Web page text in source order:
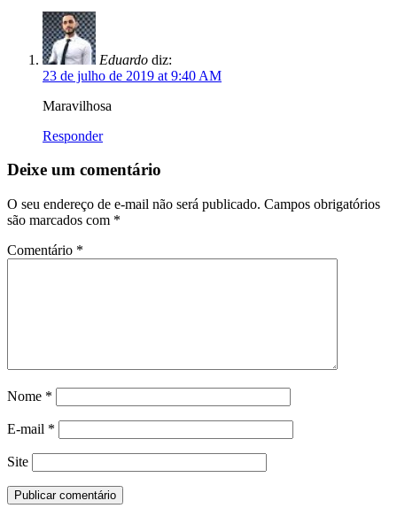
Eduardo diz:
23 de julho de 2019 at 9:40 AM
Maravilhosa
Responder
Deixe um comentário
O seu endereço de e-mail não será publicado. Campos obrigatórios
são marcados com *
Comentário *
Nome *
E-mail *
Site